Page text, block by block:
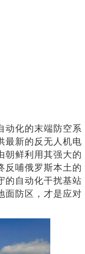
动化的末端防空系
最新的反无人机电
朝鲜利用其强大的
反哺俄罗斯本土的
的自动化干扰基站
面防区，才是应对